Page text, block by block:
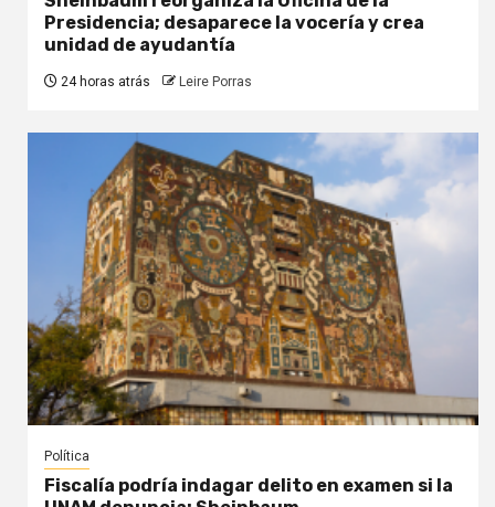
Presidencia; desaparece la vocería y crea
unidad de ayudantía
24 horas atrás Leire Porras
Política
Fiscalía podría indagar delito en examen si la